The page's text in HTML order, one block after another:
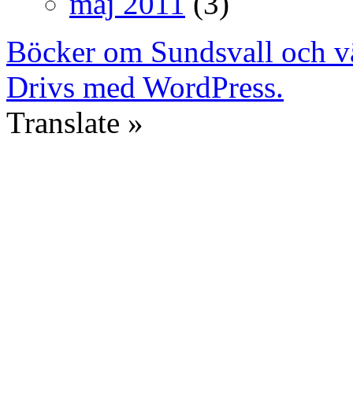
Böcker om Sundsvall och
Drivs med WordPress.
Translate »